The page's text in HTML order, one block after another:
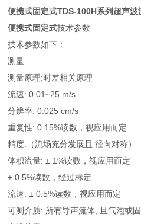
便携式固定式TDS-100H系列超声波
便携式固定式技术参数
技术参数如下：
测量
测量原理:时差相关原理
流速: 0.01~25 m/s
分辨率: 0.025 cm/s
重复性: 0.15%读数，视应用而定
精度:（流场充分发展且 径向对称）
体积流量: ± 1%读数，视应用而定
± 0.5%读数，经过标定
流速: ± 0.5%读数，视应用而定
可测介质: 所有导声流体, 且气泡或